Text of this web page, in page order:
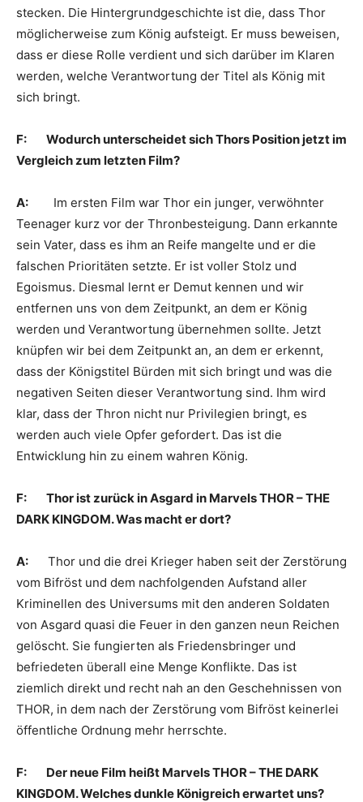
stecken. Die Hintergrundgeschichte ist die, dass Thor
möglicherweise zum König aufsteigt. Er muss beweisen,
dass er diese Rolle verdient und sich darüber im Klaren
werden, welche Verantwortung der Titel als König mit
sich bringt.
F: Wodurch unterscheidet sich Thors Position jetzt im
Vergleich zum letzten Film?
A:
Im ersten Film war Thor ein junger, verwöhnter
Teenager kurz vor der Thronbesteigung. Dann erkannte
sein Vater, dass es ihm an Reife mangelte und er die
falschen Prioritäten setzte. Er ist voller Stolz und
Egoismus. Diesmal lernt er Demut kennen und wir
entfernen uns von dem Zeitpunkt, an dem er König
werden und Verantwortung übernehmen sollte. Jetzt
knüpfen wir bei dem Zeitpunkt an, an dem er erkennt,
dass der Königstitel Bürden mit sich bringt und was die
negativen Seiten dieser Verantwortung sind. Ihm wird
klar, dass der Thron nicht nur Privilegien bringt, es
werden auch viele Opfer gefordert. Das ist die
Entwicklung hin zu einem wahren König.
F: Thor ist zurück in Asgard in Marvels THOR – THE
DARK KINGDOM. Was macht er dort?
A: Thor und die drei Krieger haben seit der Zerstörung
vom Bifröst und dem nachfolgenden Aufstand aller
Kriminellen des Universums mit den anderen Soldaten
von Asgard quasi die Feuer in den ganzen neun Reichen
gelöscht. Sie fungierten als Friedensbringer und
befriedeten überall eine Menge Konflikte. Das ist
ziemlich direkt und recht nah an den Geschehnissen von
THOR, in dem nach der Zerstörung vom Bifröst keinerlei
öffentliche Ordnung mehr herrschte.
F: Der neue Film heißt Marvels THOR – THE DARK
KINGDOM. Welches dunkle Königreich erwartet uns?